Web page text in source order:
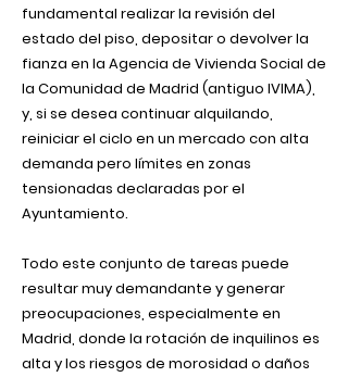
fundamental realizar la revisión del
estado del piso, depositar o devolver la
fianza en la Agencia de Vivienda Social de
la Comunidad de Madrid (antiguo IVIMA),
y, si se desea continuar alquilando,
reiniciar el ciclo en un mercado con alta
demanda pero límites en zonas
tensionadas declaradas por el
Ayuntamiento.
Todo este conjunto de tareas puede
resultar muy demandante y generar
preocupaciones, especialmente en
Madrid, donde la rotación de inquilinos es
alta y los riesgos de morosidad o daños